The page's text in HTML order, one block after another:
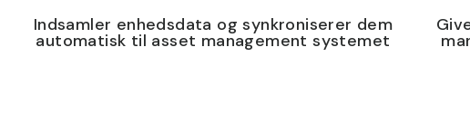
Indsamler enhedsdata og synkroniserer dem
automatisk til asset management systemet